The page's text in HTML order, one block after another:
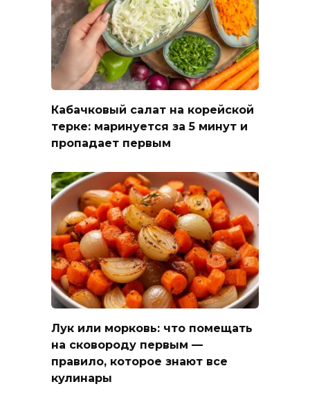
Кабачковый салат на корейской
терке: маринуется за 5 минут и
пропадает первым
Лук или морковь: что помещать
на сковороду первым —
правило, которое знают все
кулинары